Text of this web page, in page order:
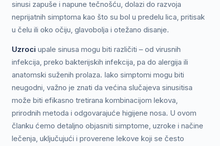
sinusi zapuše i napune tečnošću, dolazi do razvoja
neprijatnih simptoma kao što su bol u predelu lica, pritisak
u čelu ili oko očiju, glavobolja i otežano disanje.
Uzroci upale sinusa mogu biti različiti – od virusnih
infekcija, preko bakterijskih infekcija, pa do alergija ili
anatomski suženih prolaza. Iako simptomi mogu biti
neugodni, važno je znati da većina slučajeva sinusitisa
može biti efikasno tretirana kombinacijom lekova,
prirodnih metoda i odgovarajuće higijene nosa. U ovom
članku ćemo detaljno objasniti simptome, uzroke i načine
lečenja, uključujući i proverene lekove koji se često